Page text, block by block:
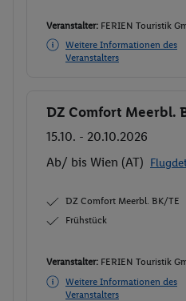
Veranstalter: FERIEN Touristik
Weitere Informationen des
Veranstalters
Buchen
DZ Comfort Meerbl.
15.10. - 20.10.2026
Ab/ bis Wien (AT)
DZ Comfort Meerbl. BK/TE
Frühstück
Veranstalter: FERIEN Touristik
Weitere Informationen des
Veranstalters